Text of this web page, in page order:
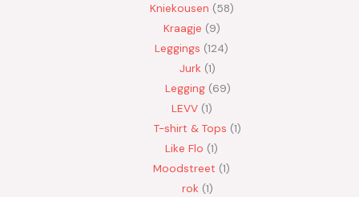
Kniekousen 58
Kraagje 9
Leggings 124
Jurk 1
Legging 69
LEVV 1
T-shirt & Tops 1
Like Flo 1
Moodstreet 1
rok 1